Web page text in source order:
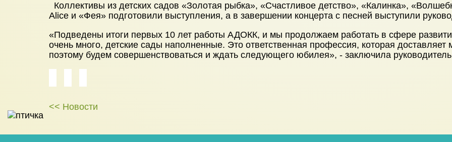
Коллективы из детских садов «Золотая рыбка», «Счастливое детство», «Калинка»,
Alice и «Фея» подготовили выступления, а в завершении концерта с песней выступили
«Подведены итоги первых 10 лет работы АДОКК, и мы продолжаем работать в сфере
очень много, детские сады наполненные. Это ответственная профессия, которая доставляет
поэтому будем совершенствоваться и ждать следующего юбилея», - заключила
<< Новости